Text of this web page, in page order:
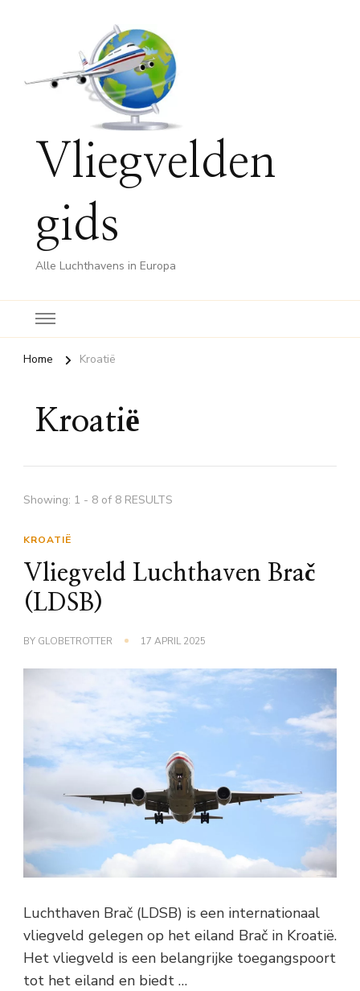
Vliegvelden
gids
Alle Luchthavens in Europa
Home Kroatië
Kroatië
Showing: 1 - 8 of 8 RESULTS
KROATIË
Vliegveld Luchthaven Brač
(LDSB)
BY GLOBETROTTER 17 APRIL 2025
Luchthaven Brač (LDSB) is een internationaal
vliegveld gelegen op het eiland Brač in Kroatië.
Het vliegveld is een belangrijke toegangspoort
tot het eiland en biedt …